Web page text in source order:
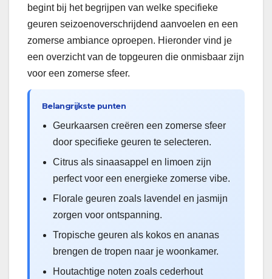
begint bij het begrijpen van welke specifieke
geuren seizoenoverschrijdend aanvoelen en een
zomerse ambiance oproepen. Hieronder vind je
een overzicht van de topgeuren die onmisbaar zijn
voor een zomerse sfeer.
Belangrijkste punten
Geurkaarsen creëren een zomerse sfeer
door specifieke geuren te selecteren.
Citrus als sinaasappel en limoen zijn
perfect voor een energieke zomerse vibe.
Florale geuren zoals lavendel en jasmijn
zorgen voor ontspanning.
Tropische geuren als kokos en ananas
brengen de tropen naar je woonkamer.
Houtachtige noten zoals cederhout